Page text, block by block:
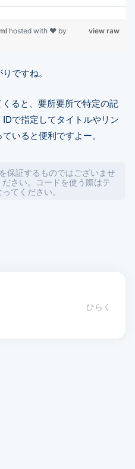
view raw
hosted with ❤ by
ですね。
ると、要所要所で特定の記
で指定してタイトルやリン
いると便利ですよー。
保証するものではございませ
さい。コードを使う際はテ
てください。